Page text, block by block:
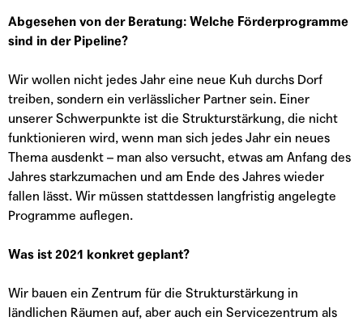
Abgesehen von der Beratung: Welche Förderprogramme
sind in der Pipeline?
Wir wollen nicht jedes Jahr eine neue Kuh durchs Dorf
treiben, sondern ein verlässlicher Partner sein. Einer
unserer Schwerpunkte ist die Strukturstärkung, die nicht
funktionieren wird, wenn man sich jedes Jahr ein neues
Thema ausdenkt – man also versucht, etwas am Anfang des
Jahres starkzumachen und am Ende des Jahres wieder
fallen lässt. Wir müssen stattdessen langfristig angelegte
Programme auflegen.
Was ist 2021 konkret geplant?
Wir bauen ein Zentrum für die Strukturstärkung in
ländlichen Räumen auf, aber auch ein Servicezentrum als